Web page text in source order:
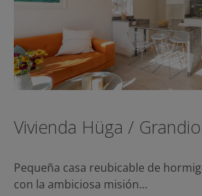
Vivienda Hüga / Grandio
Pequeña casa reubicable de
con la ambiciosa misión…